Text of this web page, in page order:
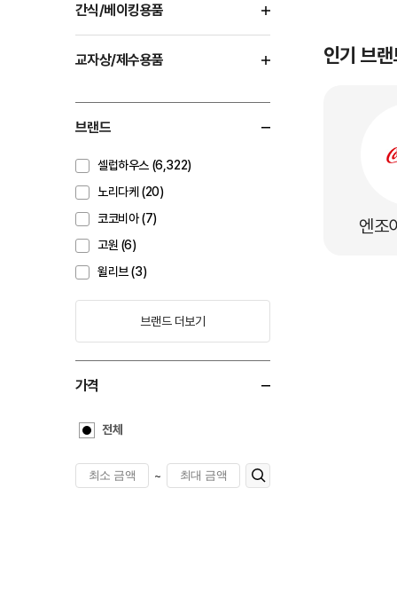
간식/베이킹용품
교자상/제수용품
브랜드
셀럽하우스 (6,322)
노리다케 (20)
코코비아 (7)
고원 (6)
윌리브 (3)
브랜드 더보기
가격
전체
~
인기 브
엔조